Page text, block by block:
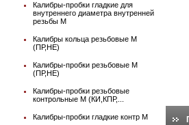
Калибры-пробки гладкие для
внутреннего диаметра внутренней
резьбы М
Калибры кольца резьбовые М
(ПР,НЕ)
Калибры-пробки резьбовые М
(ПР,НЕ)
Калибры-пробки резьбовые
контрольные М (КИ,КПР,...
Калибры-пробки гладкие контр М